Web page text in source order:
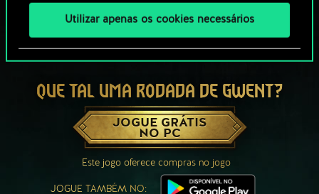
Utilizar apenas os cookies necessários
QUE TAL UMA RODADA DE GWENT?
JOGUE GRÁTIS
NO PC
Este jogo oferece compras no jogo
JOGUE TAMBÉM NO: